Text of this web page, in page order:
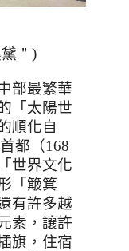
＂)
部最繁華
「太陽世
順化自
都（168
世界文化
「簸箕
有許多越
素，讓許
旗，住宿